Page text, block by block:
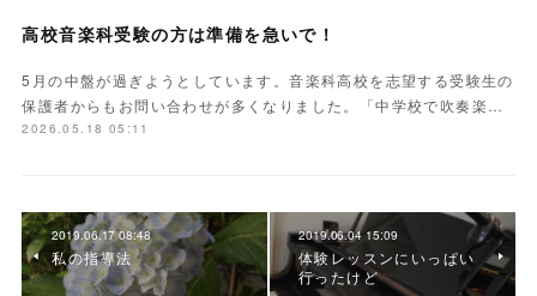
高校音楽科受験の方は準備を急いで！
5月の中盤が過ぎようとしています。音楽科高校を志望する受験生の
保護者からもお問い合わせが多くなりました。「中学校で吹奏楽…
2026.05.18 05:11
2019.06.17 08:48
私の指導法
2019.06.04 15:09
体験レッスンにいっぱい
行ったけど